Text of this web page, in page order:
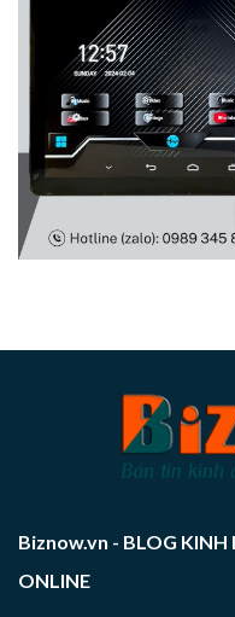
Biznow.vn - BLOG KINH
ONLINE